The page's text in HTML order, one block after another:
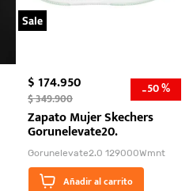
Sale
$174.950
$349.900 -50 %
Zapato Mujer Skechers
Gorunelevate20.
Gorunelevate2.0 129000Wmnt
Añadir al carrito